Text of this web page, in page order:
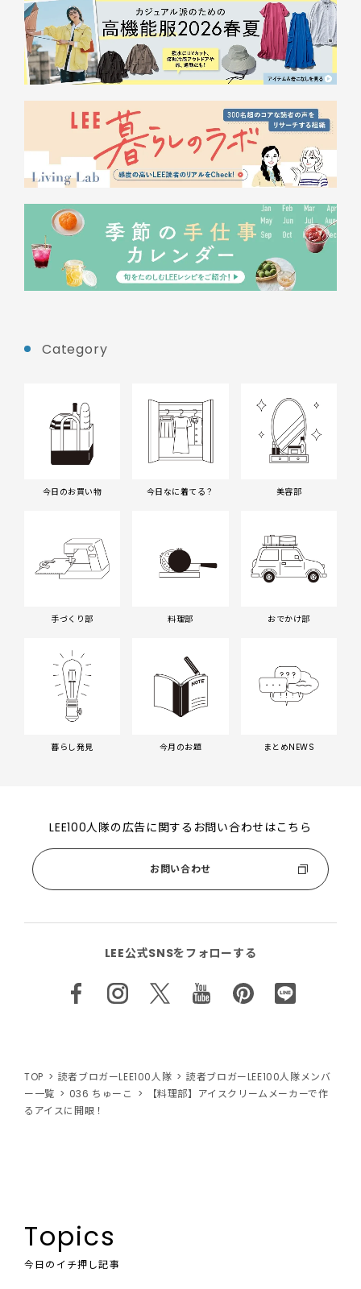
Category
今日のお買い物 今日なに着てる？ 美容部
手づくり部 料理部 おでかけ部
暮らし発見 今月のお題 まとめNEWS
LEE100人隊の広告に関するお問い合わせはこちら
お問い合わせ
LEE公式SNSをフォローする
TOP 読者ブロガーLEE100人隊
読者ブロガーLEE100人隊メンバ
ー一覧
036 ちゅーこ
【料理部】アイスクリームメーカーで作
るアイスに開眼！
Topics
今日のイチ押し記事